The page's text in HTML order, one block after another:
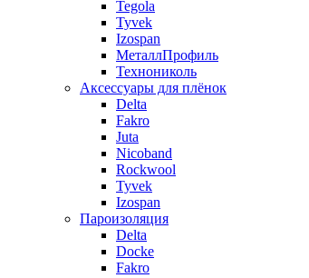
Tegola
Tyvek
Izospan
МеталлПрофиль
Технониколь
Аксессуары для плёнок
Delta
Fakro
Juta
Nicoband
Rockwool
Tyvek
Izospan
Пароизоляция
Delta
Docke
Fakro